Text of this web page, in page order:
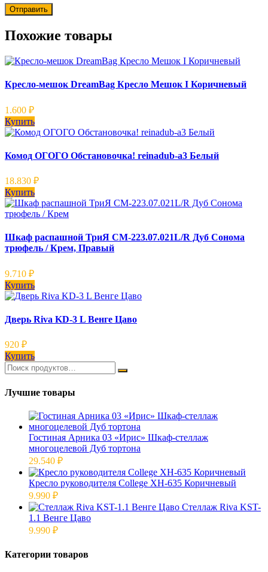
Похожие товары
Кресло-мешок DreamBag Кресло Мешок I Коричневый
1.600 ₽
Купить
Комод ОГОГО Обстановочка! reinadub-a3 Белый
18.830 ₽
Купить
Шкаф распашной ТриЯ СМ-223.07.021L/R Дуб Сонома
трюфель / Крем, Правый
9.710 ₽
Купить
Дверь Riva KD-3 L Венге Цаво
920 ₽
Купить
Лучшие товары
Гостиная Арника 03 «Ирис» Шкаф-стеллаж
многоцелевой Дуб тортона
29.540 ₽
Кресло руководителя College XH-635 Коричневый
9.990 ₽
Стеллаж Riva KST-
1.1 Венге Цаво
9.990 ₽
Категории товаров